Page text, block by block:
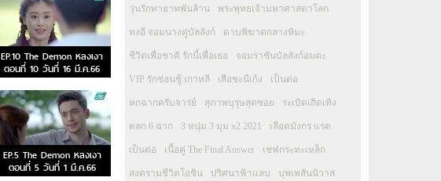
EP.10 The Demon หลงเงา
ตอนที่ 10 วันที่ 16 มี.ค.66
EP.5 The Demon หลงเงา
ตอนที่ 5 วันที่ 1 มี.ค.66
วุ่นรักทายาทพันล้าน พระพุทธเจ้ามหาศาสดาโลก
ทงอี จอมนางคู่บัลลังก์ ดาบพิฆาตกลางหิมะ
ชีวิตเพื่อชาติ รักนี้เพื่อเธอ จอมราชันบัลลังก์อมตะ
VIP รักซ่อนชู้ เกาหลี เสือชะนีเก้ง เป็นต่อ
หกฉากครับจารย์ สุภาพบุรุษสุดซอย ระเบิดเถิดเทิง
ตลก 6 ฉาก 3 หนุ่ม 3 มุม x2 2021 เลือดมังกร แรด
เป็นต่อ เนื้อคู่ The Final Answer เชฟกระทะเหล็ก
สงครามชีวิตโอชิน ปริศนาฟ้าแลบ บุพเพสันนิวาส